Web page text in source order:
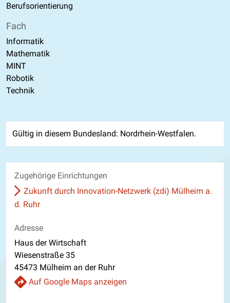
Berufsorientierung
Fach
Informatik
Mathematik
MINT
Robotik
Technik
Gültig in diesem Bundesland: Nordrhein-Westfalen.
Zugehörige Einrichtungen
Zukunft durch Innovation-Netzwerk (zdi) Mülheim a.
d. Ruhr
Adresse
Haus der Wirtschaft
Wiesenstraße 35
45473 Mülheim an der Ruhr
Auf Google Maps anzeigen